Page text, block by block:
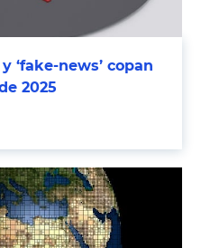
‘fake-news’ copan
2025